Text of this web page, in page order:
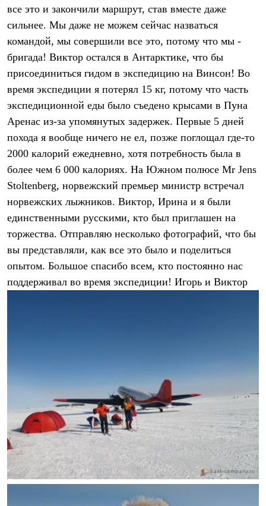
Термобелье
Теплое термобелье
Легкое термобелье
Флисовая одежда
Брюки
Детская одежда
Утепленная пухом
Комбинезоны
Куртки
Брюки
Комбинезоны
Куртки
Лёгкая одежда
Футболки
Толстовки
Брюки
Софтшелл одежда
Куртки
Куртки
Аксессуары для палаток
Рюкзаки
Экспедиционные
Легкоходные
Альпинистские
Городские
Аксессуары для рюкзаков
Спальные мешки
все это и закончили маршрут, став вместе даже
сильнее. Мы даже не можем сейчас назваться
командой, мы совершили все это, потому что мы -
бригада! Виктор остался в Антарктике, что бы
присоединиться гидом в экспедицию на Винсон! Во
время экспедиции я потерял 15 кг, потому что часть
экспедиционной еды было съедено крысами в Пуна
Аренас из-за упомянутых задержек. Первые 5 дней
похода я вообще ничего не ел, позже поглощал где-то
2000 калорий ежедневно, хотя потребность была в
более чем 6 000 калориях. На Южном полюсе Mr Jens
Stoltenberg, норвежский премьер министр встречал
норвежских лыжников. Виктор, Ирина и я были
единственными русскими, кто был приглашен на
торжества. Отправляю несколько фотографий, что бы
вы представляли, как все это было и поделиться
опытом. Большое спасибо всем, кто постоянно нас
поддерживал во время экспедиции! Игорь и Виктор